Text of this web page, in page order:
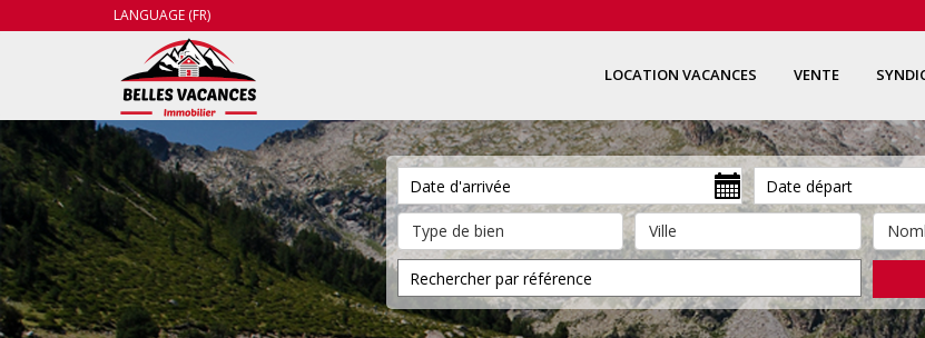
LANGUAGE (FR)
LOCATION VACANCES VENTE